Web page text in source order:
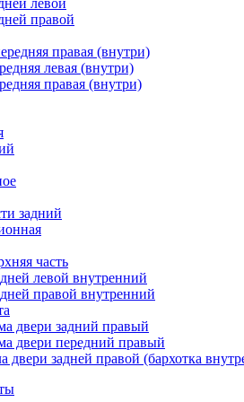
правой
правая (внутри)
левая (внутри)
правая (внутри)
задний
часть
левой внутренний
правой внутренний
двери задний правый
двери передний правый
двери задней правой (бархотка